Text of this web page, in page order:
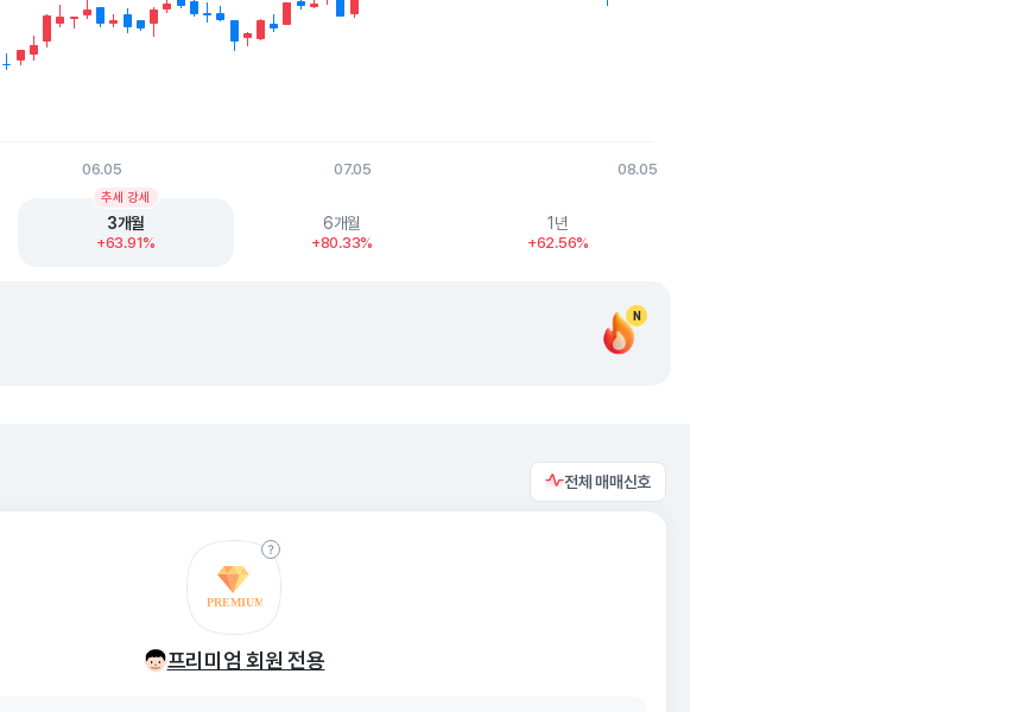
06.05 07.05 08.05
3개월
+63.91%
추세 강세
6개월
+80.33%
1년
+62.56%
N
전체 매매신호
프리미엄 회원 전용